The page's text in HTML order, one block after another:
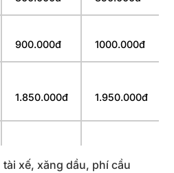
900.000đ 1000.000đ
1.850.000đ 1.950.000đ
2.100.000đ 2.200.000đ
tài xế, xăng dầu, phí cầu